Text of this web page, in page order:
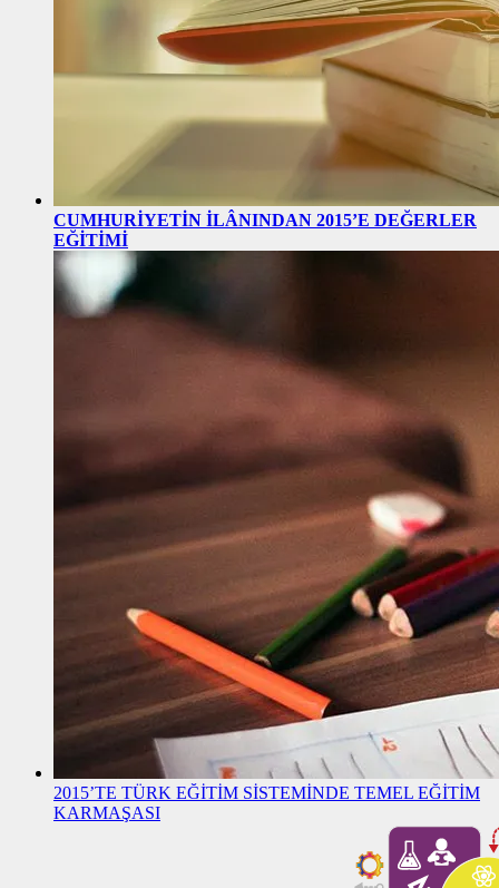
CUMHURİYETİN İLÂNINDAN 2015’E DEĞERLER
EĞİTİMİ
2015’TE TÜRK EĞİTİM SİSTEMİNDE TEMEL EĞİTİM
KARMAŞASI